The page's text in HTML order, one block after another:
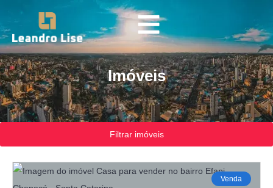
Imóveis
Filtrar imóveis
Venda